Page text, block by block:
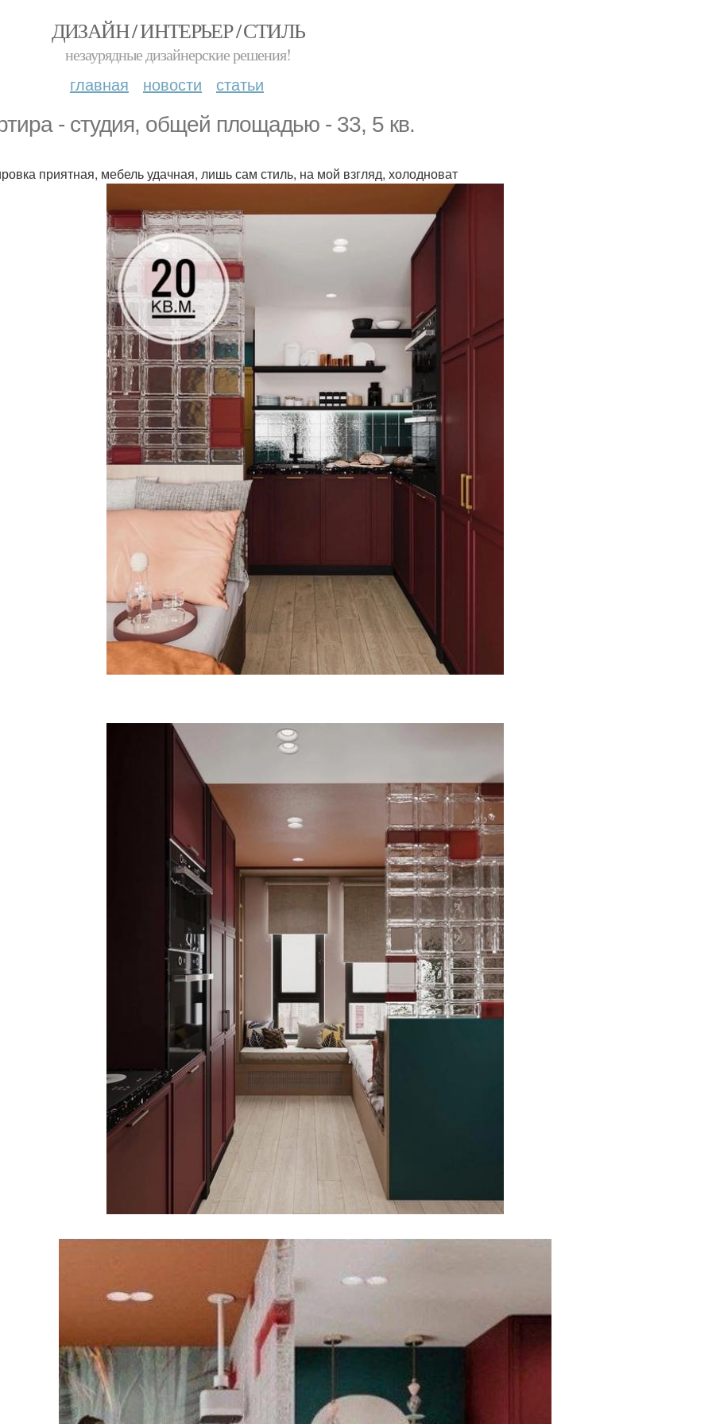
ДИЗАЙН / ИНТЕРЬЕР / СТИЛЬ
незаурядные дизайнерские решения!
главная новости статьи
- студия, общей площадью - 33, 5 кв.
приятная, мебель удачная, лишь сам стиль, на мой взгляд, холодноват